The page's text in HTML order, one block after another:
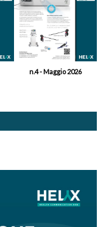
n.4 - Maggio 2026